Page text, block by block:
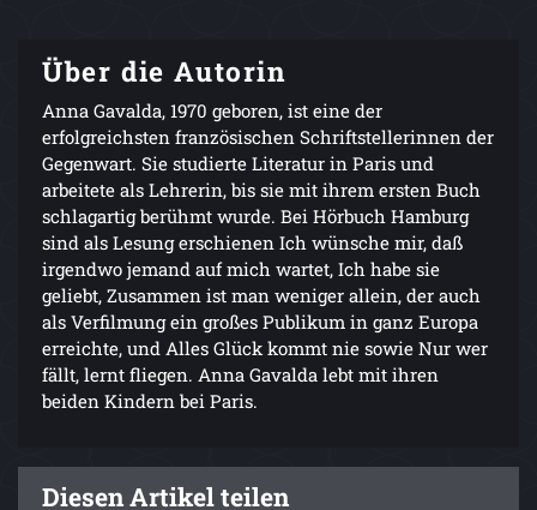
Über die Autorin
Anna Gavalda, 1970 geboren, ist eine der
erfolgreichsten französischen Schriftstellerinnen der
Gegenwart. Sie studierte Literatur in Paris und
arbeitete als Lehrerin, bis sie mit ihrem ersten Buch
schlagartig berühmt wurde. Bei Hörbuch Hamburg
sind als Lesung erschienen Ich wünsche mir, daß
irgendwo jemand auf mich wartet, Ich habe sie
geliebt, Zusammen ist man weniger allein, der auch
als Verfilmung ein großes Publikum in ganz Europa
erreichte, und Alles Glück kommt nie sowie Nur wer
fällt, lernt fliegen. Anna Gavalda lebt mit ihren
beiden Kindern bei Paris.
Diesen Artikel teilen